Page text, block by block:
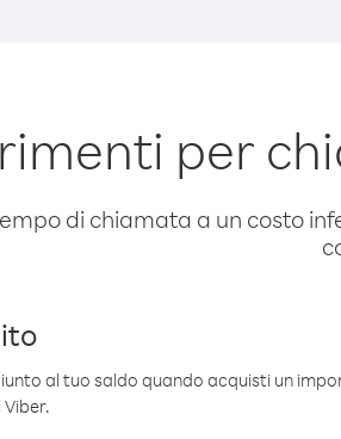
per
di chiamata a un costo
al tuo saldo quando acquisti un